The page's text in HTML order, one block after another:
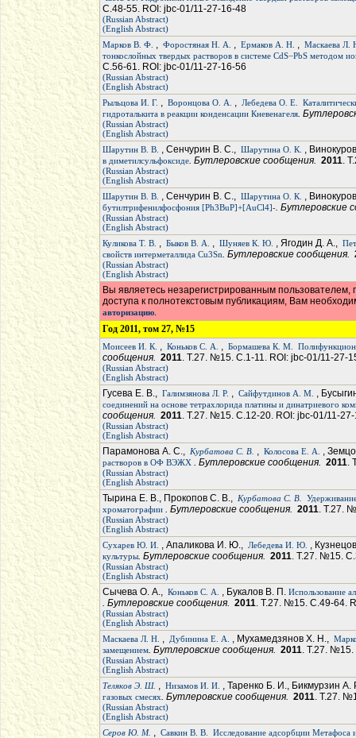
С.48-55. ROI: jbc-01/11-27-16-48
(Russian Abstract)
(English Abstract)
Марков В. Ф. , Форостяная Н. А. , Ермаков А. Н. , Маскаева Л.
тонкослойных твердых растворов в системе CdS−PbS методом
С.56-61. ROI: jbc-01/11-27-16-56
(Russian Abstract)
(English Abstract)
Рыльцова И. Г. , Воронцова О. А. , Лебедева О. Е.
гидроталькита в реакции конденсации Кневенагеля.
(Russian Abstract)
(English Abstract)
Шарутин В. В. , Сенчурин В. С., Шарутина О. К. ,
в диметилсульфоксиде. Бутлеровские сообщения. 2011.
(Russian Abstract)
(English Abstract)
Шарутин В. В. , Сенчурин В. С., Шарутина О. К. ,
бутилтрифенилфосфония [Ph3BuP]+[AuCl4]-. Бутлеровские
(Russian Abstract)
(English Abstract)
Куликова Т. В. , Быков В. А. , Шуняев К. Ю. , Ягодин Д. А.,
свойств интерметаллида Cu3Sn. Бутлеровские сообщения.
(Russian Abstract)
(English Abstract)
Вы являетесь незарегистрированным
доступа к полнотекстовым публикациям, Вам
авторизацию.
Год 2011, том 27, №15
Моисеев И. К. , Коньков С. А. , Бормашева К. М.
сообщения. 2011. Т.27. №15. С.1-11. ROI: jbc-01/11-27-
(Russian Abstract)
(English Abstract)
Гусева Е. В., Галимзянова Л. Р. , Сайфутдинов А. М. ,
соединений на основе тетрахлорида платины и динатриевого
сообщения. 2011. Т.27. №15. С.12-20. ROI: jbc-01/11-
(Russian Abstract)
(English Abstract)
Парамонова А. С., Курбатова С. В. , Колосова Е. А. ,
растворов в ОФ ВЭЖХ . Бутлеровские сообщения. 2011.
(Russian Abstract)
(English Abstract)
Тырина Е. В., Прокопов С. В., Курбатова С. В.
хроматографии . Бутлеровские сообщения. 2011. Т.27.
(Russian Abstract)
(English Abstract)
Сухарев Ю. И. , Апаликова И. Ю., Лебедева И. Ю. ,
культуры. Бутлеровские сообщения. 2011. Т.27. №15.
(Russian Abstract)
(English Abstract)
Сычева О. А., Коньков С. А. , Букалов В. П. Использование
. Бутлеровские сообщения. 2011. Т.27. №15. С.49-64.
(Russian Abstract)
(English Abstract)
Маскаева Л. Н. , Дубинина Е. А. , Мухамедзянов Х. Н.,
замещением. Бутлеровские сообщения. 2011. Т.27. №15.
(Russian Abstract)
(English Abstract)
Теляков Э. Ш. , Низамов И. И. , Таренко Б. И., Бикмурзин А.
газовых смесях. Бутлеровские сообщения. 2011. Т.27.
(Russian Abstract)
(English Abstract)
Серов Ю. М. , Савкин В. В. Исследование адсорбции